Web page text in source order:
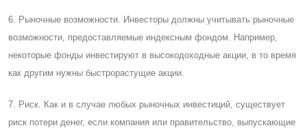
6. Рыночные возможности. Инвесторы должны учитывать рыночные
возможности, предоставляемые индексным фондом. Например,
некоторые фонды инвестируют в высокодоходные акции, в то время
как другим нужны быстрорастущие акции.
7. Риск. Как и в случае любых рыночных инвестиций, существует
риск потери денег, если компания или правительство, выпускающие